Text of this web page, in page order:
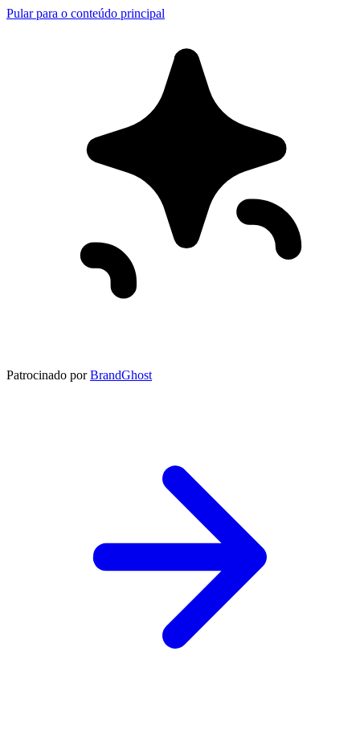
Pular para o conteúdo principal
Patrocinado por BrandGhost